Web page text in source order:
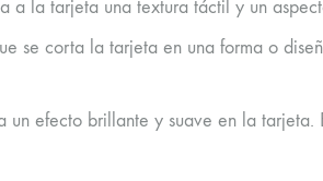
a la tarjeta una textura táctil y un
se corta la tarjeta en una forma o
un efecto brillante y suave en la